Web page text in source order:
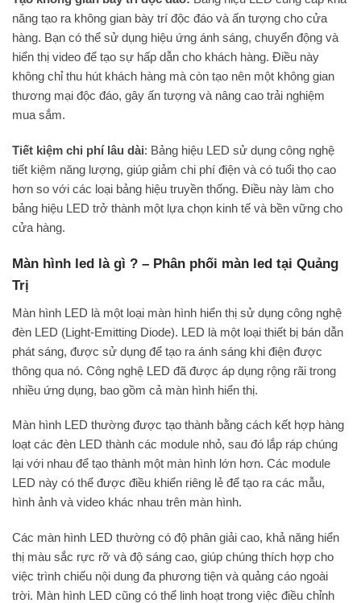
năng tạo ra không gian bày trí độc đáo và ấn tượng cho cửa
hàng. Bạn có thể sử dụng hiệu ứng ánh sáng, chuyển động và
hiển thị video để tạo sự hấp dẫn cho khách hàng. Điều này
không chỉ thu hút khách hàng mà còn tạo nên một không gian
thương mại độc đáo, gây ấn tượng và nâng cao trải nghiệm
mua sắm.
Tiết kiệm chi phí lâu dài: Bảng hiệu LED sử dụng công nghệ
tiết kiệm năng lượng, giúp giảm chi phí điện và có tuổi thọ cao
hơn so với các loại bảng hiệu truyền thống. Điều này làm cho
bảng hiệu LED trở thành một lựa chọn kinh tế và bền vững cho
cửa hàng.
Màn hình led là gì ? – Phân phối màn led tại Quảng
Trị
Màn hình LED là một loại màn hình hiển thị sử dụng công nghệ
đèn LED (Light-Emitting Diode). LED là một loại thiết bị bán dẫn
phát sáng, được sử dụng để tạo ra ánh sáng khi điện được
thông qua nó. Công nghệ LED đã được áp dụng rộng rãi trong
nhiều ứng dụng, bao gồm cả màn hình hiển thị.
Màn hình LED thường được tạo thành bằng cách kết hợp hàng
loạt các đèn LED thành các module nhỏ, sau đó lắp ráp chúng
lại với nhau để tạo thành một màn hình lớn hơn. Các module
LED này có thể được điều khiển riêng lẻ để tạo ra các mẫu,
hình ảnh và video khác nhau trên màn hình.
Các màn hình LED thường có độ phân giải cao, khả năng hiển
thị màu sắc rực rỡ và độ sáng cao, giúp chúng thích hợp cho
việc trình chiếu nội dung đa phương tiện và quảng cáo ngoài
trời. Màn hình LED cũng có thể linh hoạt trong việc điều chỉnh